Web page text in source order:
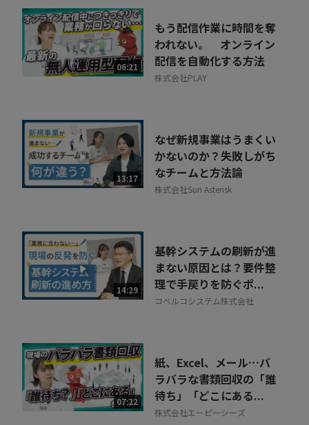
06:21
もう配信作業に時間を奪
われない。 オンライン
配信を自動化する方法
株式会社PLAY
13:17
なぜ新規事業はうまくい
かないのか？失敗しがち
なチームと方法論
株式会社Sun Asterisk
14:29
基幹システムの刷新が進
まない原因とは？要件整
理で手戻りを防ぐポ...
コベルコシステム株式会社
07:22
紙、Excel、メール…バ
ラバラな書類回収の「誰
待ち」「どこにある...
株式会社エーピーシーズ